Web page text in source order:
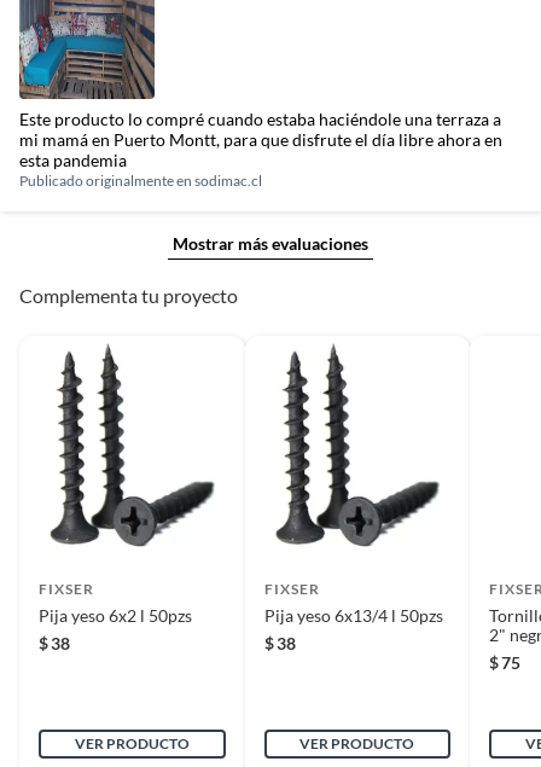
Este producto lo compré cuando estaba haciéndole una terraza a
mi mamá en Puerto Montt, para que disfrute el día libre ahora en
esta pandemia
Publicado originalmente en sodimac.cl
Mostrar más evaluaciones
Complementa tu proyecto
FIXSER
Pija yeso 6x2 l 50pzs
$38
VER PRODUCTO
FIXSER
Pija yeso 6x13/4 l 50pzs
$38
VER PRODUCTO
2"
$75